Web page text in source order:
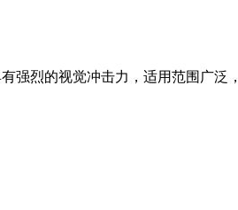
烈的视觉冲击力，适用范围广